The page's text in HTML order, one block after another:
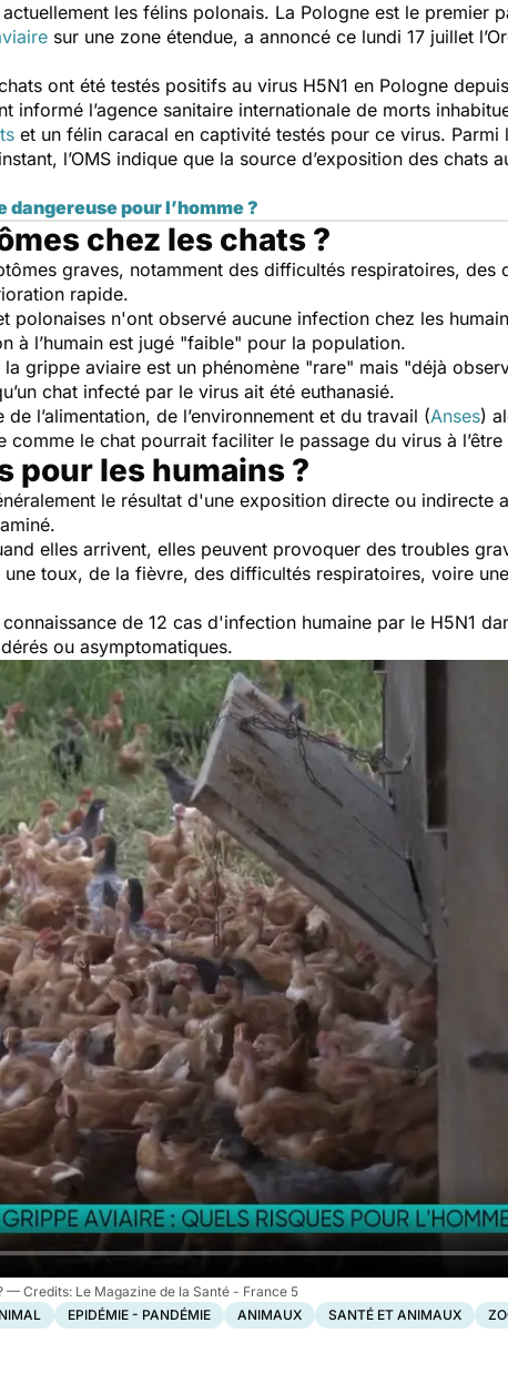
les félins polonais. La Pologne est le premier
sur une zone étendue, a annoncé ce lundi 17 juillet
ont été testés positifs au virus H5N1 en Pologne
informé l’agence sanitaire internationale de morts
et un félin caracal en captivité testés pour ce virus. Parmi
l’OMS indique que la source d’exposition des chats
pour l’homme ?
chez les chats ?
graves, notamment des difficultés respiratoires, des
rapide.
polonaises n'ont observé aucune infection chez les
à l’humain est jugé "faible" pour la population.
grippe aviaire est un phénomène "rare" mais "déjà
chat infecté par le virus ait été euthanasié.
l’alimentation, de l’environnement et du travail (Anses)
comme le chat pourrait faciliter le passage du virus à l’être
pour les humains ?
le résultat d'une exposition directe ou indirecte
elles arrivent, elles peuvent provoquer des troubles
une toux, de la fièvre, des difficultés respiratoires, voire
de 12 cas d'infection humaine par le H5N1
ou asymptomatiques.
Le Magazine de la Santé - France 5
EPIDÉMIE - PANDÉMIE ANIMAUX SANTÉ ET ANIMAUX